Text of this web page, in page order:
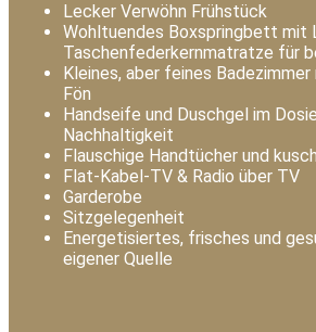
Lecker Verwöhn Frühstück
Wohltuendes Boxspringbett mit
Taschenfederkernmatratze für
Kleines, aber feines Badezimmer
Fön
Handseife und Duschgel im
Nachhaltigkeit
Flauschige Handtücher und
Flat-Kabel-TV & Radio über TV
Garderobe
Sitzgelegenheit
Energetisiertes, frisches und
eigener Quelle